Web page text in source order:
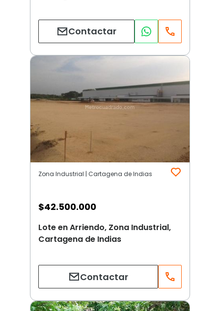
Contactar
Zona Industrial | Cartagena de Indias
$42.500.000
Lote en Arriendo, Zona Industrial,
Cartagena de Indias
Contactar